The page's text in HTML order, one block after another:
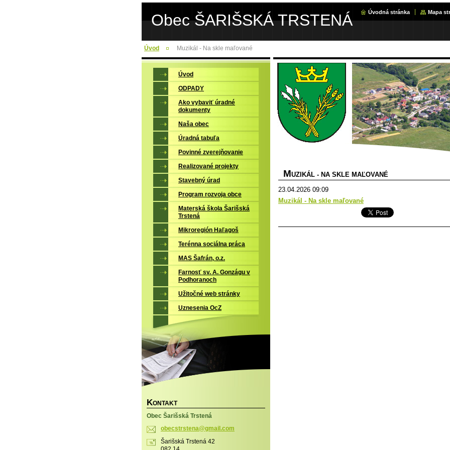
Obec ŠARIŠSKÁ TRSTENÁ Úvodná stránka Mapa
Úvod Muzikál - Na skle maľované
MUZIKÁL - NA SKLE MAĽOVANÉ
23.04.2026 09:09
Muzikál - Na skle maľované
Úvod
ODPADY
Ako vybaviť úradné
dokumenty
Naša obec
Úradná tabuľa
Povinné zverejňovanie
Realizované projekty
Stavebný úrad
Program rozvoja obce
Materská škola Šarišská
Trstená
Mikroregión Haľagoš
Terénna sociálna práca
MAS Šafrán, o.z.
Farnosť sv. A. Gonzágu v
Podhoranoch
Užitočné web stránky
Uznesenia OcZ
KONTAKT
Obec Šarišská Trstená
obecstrstena@gmail.com
Šarišská Trstená 42